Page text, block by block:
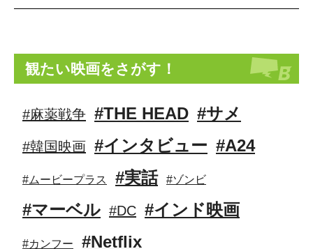
観たい映画をさがす！
#麻薬戦争 #THE HEAD #サメ
#韓国映画 #インタビュー #A24
#ムービープラス #実話 #ゾンビ
#マーベル #DC #インド映画
#カンフー #Netflix